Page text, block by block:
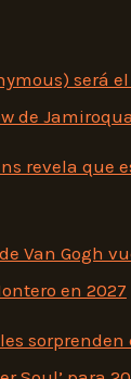
será
de
revela que
Van Gogh
en 2027